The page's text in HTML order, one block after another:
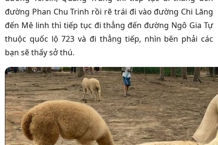
đường Phan Chu Trinh rồi rẽ trái đi vào đường Chi Lăng
đến Mê linh thì tiếp tục đi thẳng đến đường Ngô Gia Tự
thuộc quốc lộ 723 và đi thẳng tiếp, nhìn bên phải các
bạn sẽ thấy sở thú.